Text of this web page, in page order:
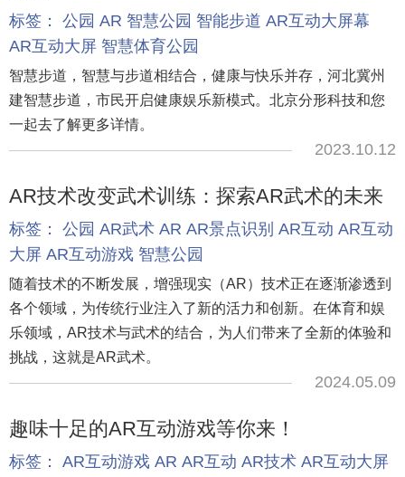
标签： 公园 AR 智慧公园 智能步道 AR互动大屏幕
AR互动大屏 智慧体育公园
智慧步道，智慧与步道相结合，健康与快乐并存，河北冀州
建智慧步道，市民开启健康娱乐新模式。北京分形科技和您
一起去了解更多详情。
2023.10.12
AR技术改变武术训练：探索AR武术的未来
标签： 公园 AR武术 AR AR景点识别 AR互动 AR互动
大屏 AR互动游戏 智慧公园
随着技术的不断发展，增强现实（AR）技术正在逐渐渗透到
各个领域，为传统行业注入了新的活力和创新。在体育和娱
乐领域，AR技术与武术的结合，为人们带来了全新的体验和
挑战，这就是AR武术。
2024.05.09
趣味十足的AR互动游戏等你来！
标签： AR互动游戏 AR AR互动 AR技术 AR互动大屏